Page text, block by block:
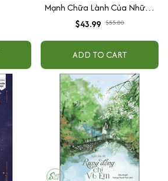
Mạnh Chữa Lành Của Những
Thử Thách Trong Cuộc Sống
$43.99 $55.00
ADD TO CART